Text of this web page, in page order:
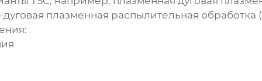
плазменная распылительная обработка